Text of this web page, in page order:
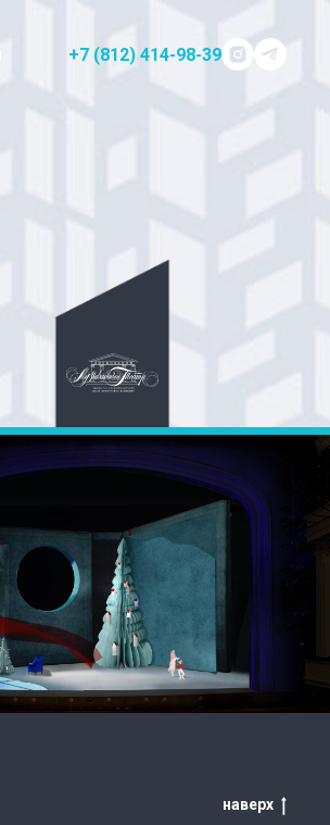
+7 (812) 414-98-39
академический Музыкальный
и В. И. Немировича-
Данченко, Москва
25 ноября 2022 года
наверх